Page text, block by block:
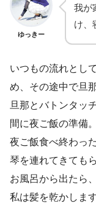
ゆっきー
我が
け、
いつもの流れとし
め、その途中で旦
旦那とバトンタッ
間に夜ご飯の準備。
夜ご飯食べ終わっ
琴を連れてきても
お風呂から出たら
私は髪を乾かします